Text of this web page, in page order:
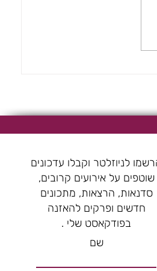
לניוזלטר וקבלו עדכונים
שוטפים על אירועים קרובים,
סדנאות, הרצאות, מתכונים
חדשים ופרקים להאזנה
בפודקאסט שלי .
שם